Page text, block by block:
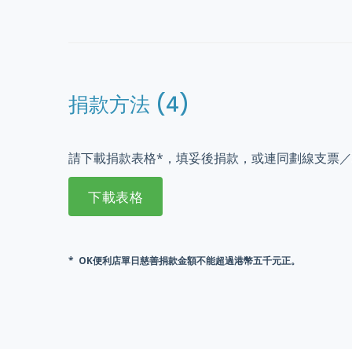
捐款方法 (4)
請下載捐款表格*，填妥後捐款，或連同劃線支票／
* OK便利店單日慈善捐款金額不能超過港幣五千元正。